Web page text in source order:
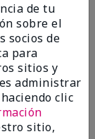
3D
rosados
de tu
sobre el
socios de
para
sitios y
administrar
clic
sitio,